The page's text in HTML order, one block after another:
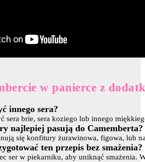
w panierce z
innego sera?
sera brie, sera koziego lub innego
najlepiej pasują do Camemberta?
się konfitury żurawinowa, figowa, lub
ten przepis bez smażenia?
ser w piekarniku, aby uniknąć smażenia.